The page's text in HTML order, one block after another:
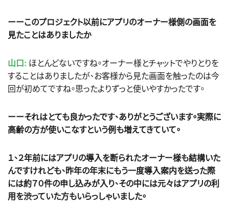
ーーこのプロジェクト以前にアプリのオーナー様側の画面を
見たことはありましたか
山口: ほとんどないですね。オーナー様とチャットでやりとりを
することはありましたが、お客様から見た画面を触ったのは今
回が初めてですね。思ったよりずっと使いやすかったです。
ーーそれはとても良かったです、ありがとうございます。実際に
高齢の方が使いこなすという例も増えてきていて。
１、２年前にはアプリの導入を断られたオーナー様も結構いた
んですけれども、昨年の年末にもう一度導入案内を送った際
には約７０件の申し込みが入り、その中には元々はアプリの利
用を渋っていた方もいらっしゃいました。